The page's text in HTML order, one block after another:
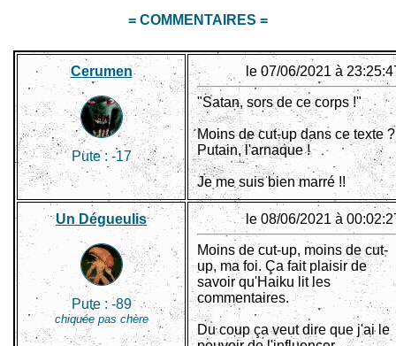
= COMMENTAIRES =
Cerumen
Pute : -17
le 07/06/2021 à
"Satan, sors de ce corps !"
Moins de cut-up dans ce texte ?
Putain, l'arnaque !
Je me suis bien marré !!
Un Dégueulis
Pute : -89
chiquée pas chère
le 08/06/2021 à
Moins de cut-up, moins de cut-
up, ma foi. Ça fait plaisir de
savoir qu'Haiku lit les
commentaires.
Du coup ça veut dire que j'ai le